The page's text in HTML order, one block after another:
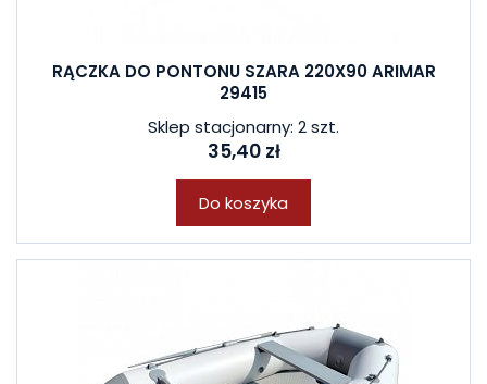
RĄCZKA DO PONTONU SZARA 220X90 ARIMAR
29415
Sklep stacjonarny: 2 szt.
35,40 zł
Do koszyka